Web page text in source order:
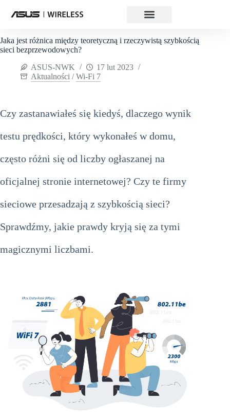
Jaka jest różnica między teoretyczną i rzeczywistą szybkością
sieci bezprzewodowych?
ASUS-NWK
17 lut 2023
Aktualności /Wi-Fi 7
Czy zastanawiałeś się kiedyś, dlaczego wynik
testu prędkości, który wykonałeś w domu,
często różni się od liczby ogłaszanej na
oficjalnej stronie internetowej? Czy te firmy
sieciowe przesadzają z szybkością sieci?
Sprawdźmy, jakie prawdy kryją się za tymi
magicznymi liczbami.